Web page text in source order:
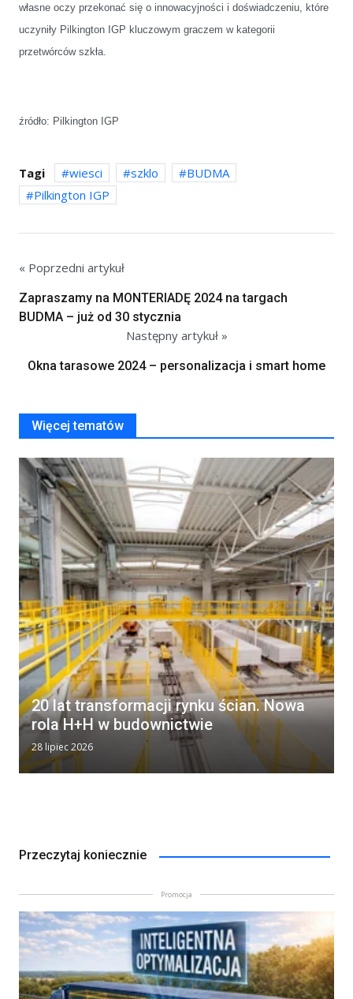
własne oczy przekonać się o innowacyjności i doświadczeniu, które
uczyniły Pilkington IGP kluczowym graczem w kategorii
przetwórców szkła.
źródło: Pilkington IGP
Tagi wiesci szklo
BUDMA
Pilkington IGP
« Poprzedni artykuł
Zapraszamy na MONTERIADĘ 2024 na targach
BUDMA – już od 30 stycznia
Następny artykuł »
Okna tarasowe 2024 – personalizacja i smart home
Więcej tematów
20 lat transformacji rynku ścian. Nowa
rola H+H w budownictwie
28 lipiec 2026
Przeczytaj koniecznie
Promocja